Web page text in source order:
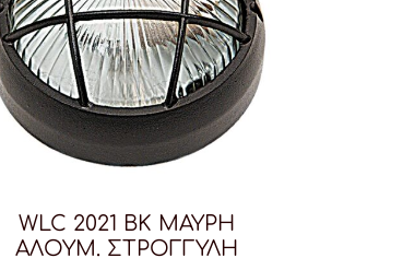
WLC 2021 BK ΜΑΥΡH
ΑΛΟΥΜ. ΣΤΡΟΓΓΥΛΗ